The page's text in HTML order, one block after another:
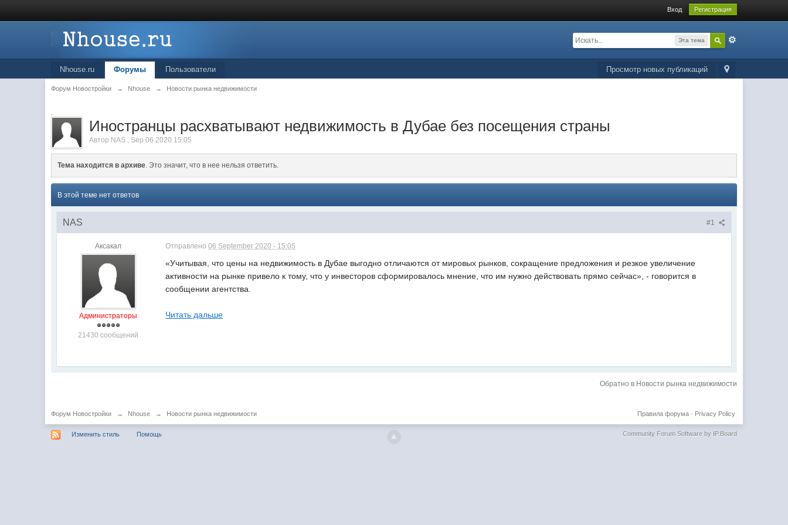
Вход Регистрация
Эта тема
Просмотр новых публикаций
Nhouse.ru Форумы Пользователи
Форум Новостройки → Nhouse → Новости рынка недвижимости
.
Иностранцы расхватывают недвижимость в Дубае без посещения страны
Автор NAS , Sep 06 2020 15:05
Тема находится в архиве. Это значит, что в нее нельзя ответить.
В этой теме нет ответов
#1
NAS
Аксакал
Администраторы
21430 сообщений
Отправлено06 September 2020 - 15:05
«Учитывая, что цены на недвижимость в Дубае выгодно отличаются от мировых рынков, сокращение предложения и резкое увеличение
активности на рынке привело к тому, что у инвесторов сформировалось мнение, что им нужно действовать прямо сейчас», - говорится в
сообщении агентства.
Читать дальше
Обратно в Новости рынка недвижимости
Форум Новостройки → Nhouse → Новости рынка недвижимости Privacy Policy
Правила форума·
Изменить стиль Помощь Community Forum Software by IP.Board